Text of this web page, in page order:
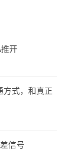
开
方式，和真正
信号